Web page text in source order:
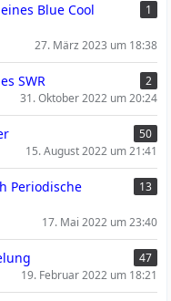
Blue Cool
1
27. März 2023 um 18:38
SWR
2
31. Oktober 2022 um 20:24
50
15. August 2022 um 21:41
Periodische
13
17. Mai 2022 um 23:40
47
19. Februar 2022 um 18:21